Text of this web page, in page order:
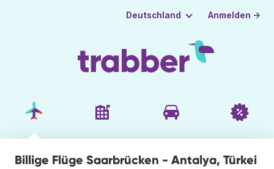
Deutschland Anmelden →
Billige Flüge Saarbrücken - Antalya, Türkei